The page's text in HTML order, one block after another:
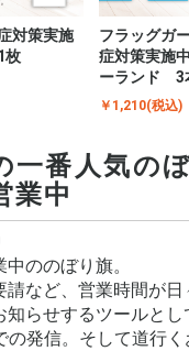
対策実施
フラッグガ
症対策実施
ーランド 3
￥1,210(税込)
一番人気の
業中
ののぼり旗。
請など、営業時間が
知らせするツールと
発信。そして道行く